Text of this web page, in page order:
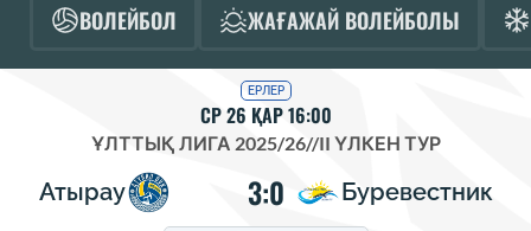
ВОЛЕЙБОЛ ЖАҒАЖАЙ ВОЛЕЙБОЛЫ
ЕРЛЕР
СР 26 ҚАР 16:00
ҰЛТТЫҚ ЛИГА 2025/26//II ҮЛКЕН ТУР
Атырау 3:0 Буревестник